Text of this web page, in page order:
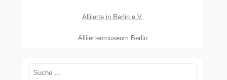
Alliierte in Berlin e.V.
Alliiertenmuseum Berlin
Suchen